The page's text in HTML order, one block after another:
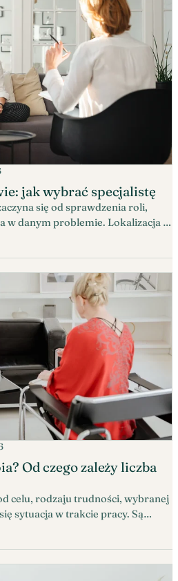
jak wybrać specjalistę
się od sprawdzenia roli,
w danym problemie. Lokalizacja i
Od czego zależy liczba
celu, rodzaju trudności, wybranej
sytuacja w trakcie pracy. Są